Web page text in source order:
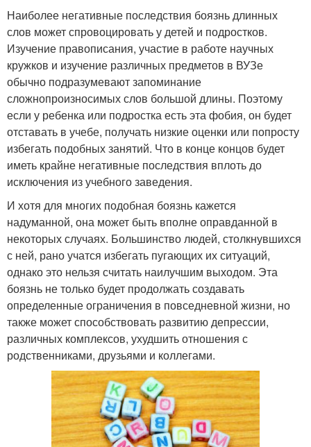
Наиболее негативные последствия боязнь длинных
слов может спровоцировать у детей и подростков.
Изучение правописания, участие в работе научных
кружков и изучение различных предметов в ВУЗе
обычно подразумевают запоминание
сложнопроизносимых слов большой длины. Поэтому
если у ребенка или подростка есть эта фобия, он будет
отставать в учебе, получать низкие оценки или попросту
избегать подобных занятий. Что в конце концов будет
иметь крайне негативные последствия вплоть до
исключения из учебного заведения.
И хотя для многих подобная боязнь кажется
надуманной, она может быть вполне оправданной в
некоторых случаях. Большинство людей, столкнувшихся
с ней, рано учатся избегать пугающих их ситуаций,
однако это нельзя считать наилучшим выходом. Эта
боязнь не только будет продолжать создавать
определенные ограничения в повседневной жизни, но
также может способствовать развитию депрессии,
различных комплексов, ухудшить отношения с
родственниками, друзьями и коллегами.